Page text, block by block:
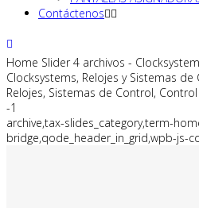
Contáctenos
Home Slider 4 archivos -
Clocksystems, Relojes y Sistemas de
Relojes, Sistemas de Control,
-1
archive,tax-slides_category,term-
bridge,qode_header_in_grid,wpb-js-